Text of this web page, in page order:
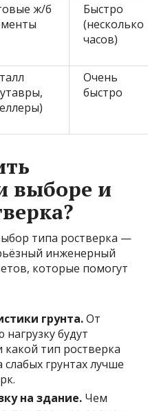
ж/б
Быстро
(несколько
часов)
Очень
быстро
выборе и
типа ростверка —
инженерный
которые помогут
грунта.От
нагрузку будут
тип ростверка
грунтах лучше
на здание. Чем